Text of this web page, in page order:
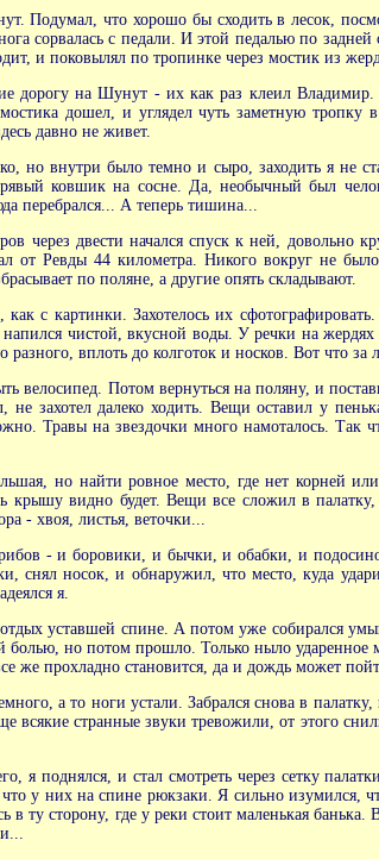
Подумал, что хорошо бы сходить в лесок,
сорвалась с педали. И этой педалью по
и поковылял по тропинке через мостик из
дорогу на Шунут - их как раз клеил
дошел, и углядел чуть заметную
давно не живет.
но внутри было темно и сыро, заходить я не
ковшик на сосне. Да, необычный был
перебрался... А теперь тишина...
через двести начался спуск к ней,
от Ревды 44 километра. Никого вокруг не
по поляне, а другие опять складывают.
с картинки. Захотелось их
чистой, вкусной воды. У речки на
вплоть до колготок и носков. Вот что
велосипед. Потом вернуться на поляну, и
захотел далеко ходить. Вещи оставил у
Травы на звездочки много намоталось. Так
но найти ровное место, где нет корней
крышу видно будет. Вещи все сложил в
- хвоя, листья, веточки...
- и боровики, и бычки, и обабки, и
снял носок, и обнаружил, что место, куда
я.
уставшей спине. А потом уже собирался
болью, но потом прошло. Только ныло
же прохладно становится, да и дождь может
а то ноги устали. Забрался снова в
странные звуки тревожили, от этого
я поднялся, и стал смотреть через сетку
у них на спине рюкзаки. Я сильно
сторону, где у реки стоит маленькая